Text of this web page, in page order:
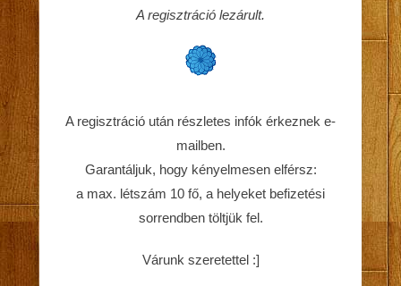
A regisztráció lezárult.
A regisztráció után részletes infók érkeznek e-
mailben.
Garantáljuk, hogy kényelmesen elférsz:
a max. létszám 10 fő, a helyeket befizetési
sorrendben töltjük fel.
Várunk szeretettel :]